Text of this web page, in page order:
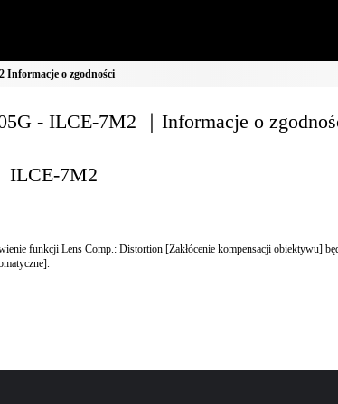
Informacje o zgodności
- ILCE-7M2 ｜Informacje o
ILCE-7M2
funkcji Lens Comp.: Distortion [Zakłócenie kompensacji obiektywu]